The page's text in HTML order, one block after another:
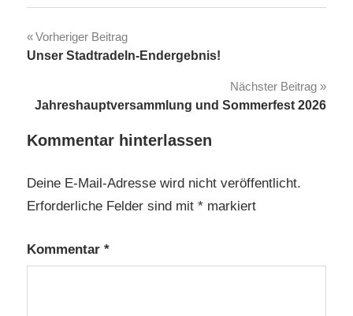
Beitragsnavigation
Vorheriger Beitrag
Unser Stadtradeln-Endergebnis!
Nächster Beitrag
Jahreshauptversammlung und Sommerfest 2026
Kommentar hinterlassen
Deine E-Mail-Adresse wird nicht veröffentlicht.
Erforderliche Felder sind mit * markiert
Kommentar *